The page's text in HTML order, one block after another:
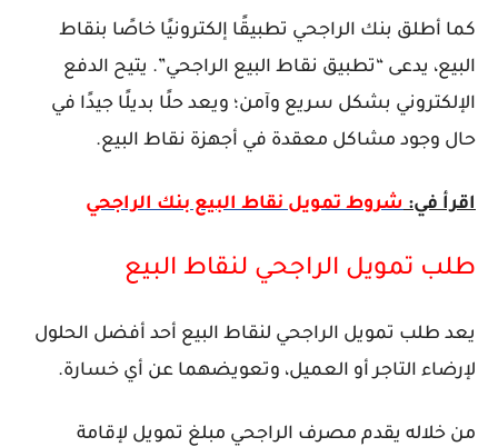
كما أطلق بنك الراجحي تطبيقًا إلكترونيًا خاصًا بنقاط
البيع، يدعى “تطبيق نقاط البيع الراجحي”. يتيح الدفع
الإلكتروني بشكل سريع وآمن؛ ويعد حلًا بديلًا جيدًا في
حال وجود مشاكل معقدة في أجهزة نقاط البيع.
اقرأ في:شروط تمويل نقاط البيع بنك الراجحي
طلب تمويل الراجحي لنقاط البيع
يعد طلب تمويل الراجحي لنقاط البيع أحد أفضل الحلول
لإرضاء التاجر أو العميل، وتعويضهما عن أي خسارة.
من خلاله يقدم مصرف الراجحي مبلغ تمويل لإقامة